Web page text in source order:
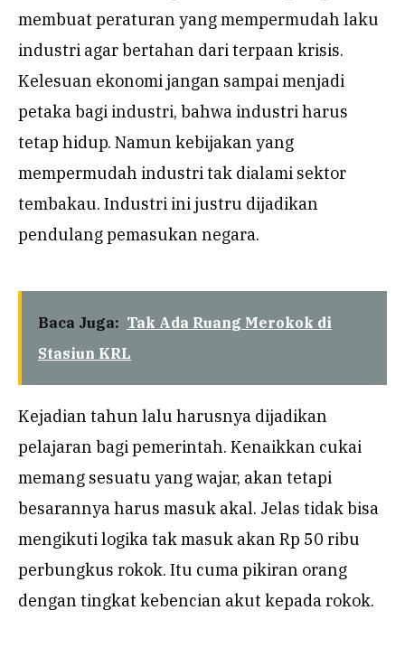
membuat peraturan yang mempermudah laku
industri agar bertahan dari terpaan krisis.
Kelesuan ekonomi jangan sampai menjadi
petaka bagi industri, bahwa industri harus
tetap hidup. Namun kebijakan yang
mempermudah industri tak dialami sektor
tembakau. Industri ini justru dijadikan
pendulang pemasukan negara.
Baca Juga: Tak Ada Ruang Merokok di
Stasiun KRL
Kejadian tahun lalu harusnya dijadikan
pelajaran bagi pemerintah. Kenaikkan cukai
memang sesuatu yang wajar, akan tetapi
besarannya harus masuk akal. Jelas tidak bisa
mengikuti logika tak masuk akan Rp 50 ribu
perbungkus rokok. Itu cuma pikiran orang
dengan tingkat kebencian akut kepada rokok.